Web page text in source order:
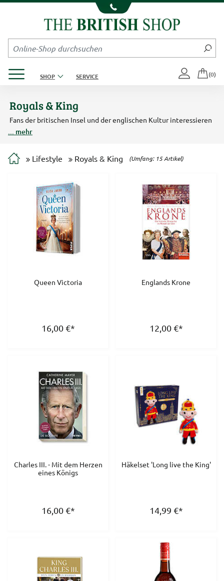
Kompletten Head der Seite überspringen
SHOP SERVICE (0)
Royals & King
Fans der britischen Insel und der englischen Kultur interessieren
sich meist auch dafür, was die englischen Royals so machen. Wer
mehr über die Geschichte des englischen Königshauses und
Biographien und Bildbände studieren. Eine kleine Produktauswahl
der Hoflieferanten des englischen Königshauses finden Sie hier
... mehr
Lifestyle Royals & King (Umfang: 15 Artikel)
Queen Victoria
16,00€*
Englands Krone
12,00€*
Charles III. - Mit dem Herzen
eines Königs
16,00€*
Häkelset 'Long live the King'
14,99 €*